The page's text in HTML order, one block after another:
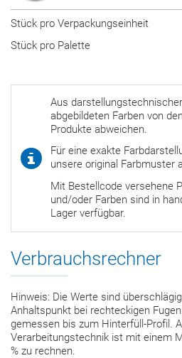
Stück pro Verpackungseinheit
Stück pro Palette
Aus
abgebildeten Farben von
Produkte abweichen.
Für eine exakte
unsere original Farbmuster
Mit Bestellcode versehene
und/oder Farben sind in
Lager verfügbar.
Verbrauchsrechner
Hinweis: Die Werte sind
Anhaltspunkt bei rechteckigen
gemessen bis zum Hinterfüll-Profil.
Verarbeitungstechnik ist mit einem
% zu rechnen.